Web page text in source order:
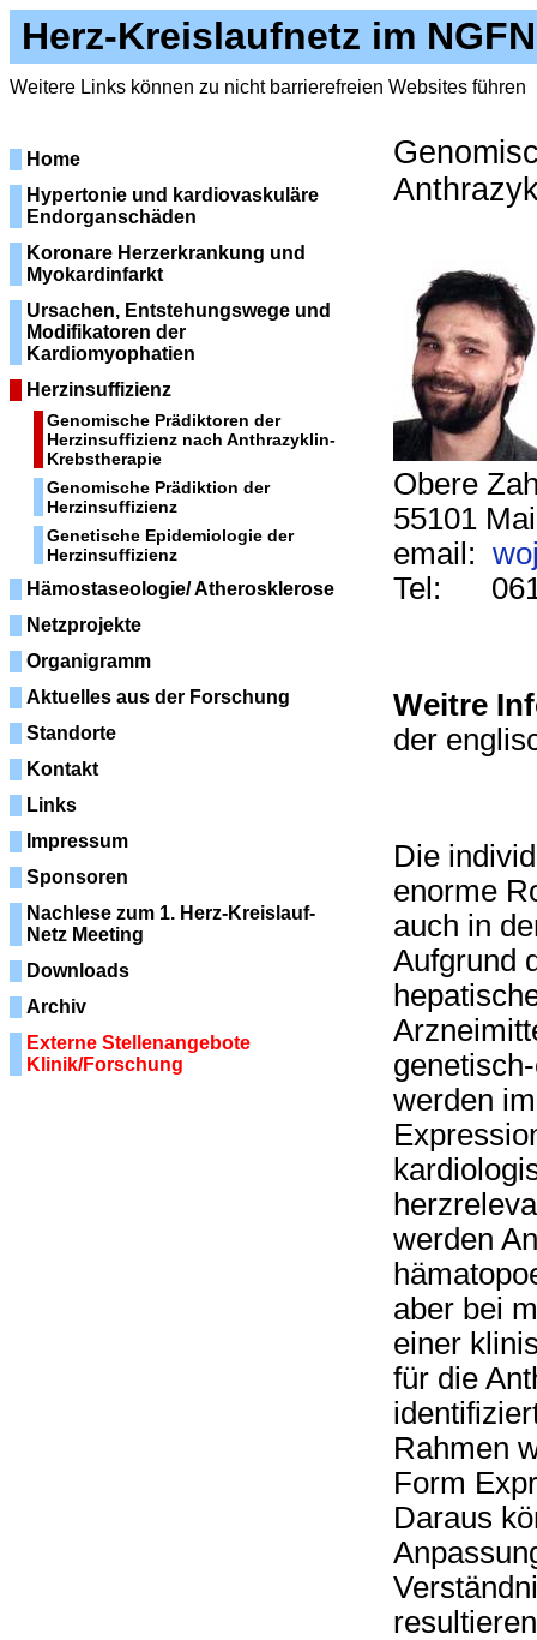
Herz-Kreislaufnetz im NGFN
Weitere Links können zu nicht barrierefreien Websites führen
Home
Hypertonie und kardiovaskuläre
Endorganschäden
Koronare Herzerkrankung und
Myokardinfarkt
Ursachen, Entstehungswege und
Modifikatoren der
Kardiomyophatien
Herzinsuffizienz
Genomische Prädiktoren der
Herzinsuffizienz nach Anthrazyklin-
Krebstherapie
Genomische Prädiktion der
Herzinsuffizienz
Genetische Epidemiologie der
Herzinsuffizienz
Hämostaseologie/ Atherosklerose
Netzprojekte
Organigramm
Aktuelles aus der Forschung
Standorte
Kontakt
Links
Impressum
Sponsoren
Nachlese zum 1. Herz-Kreislauf-
Netz Meeting
Downloads
Archiv
Externe Stellenangebote
Klinik/Forschung
Obere
55101
email:
Tel:
Weitre
der
Die
enorme
auch in
Aufgrund
werden
werden
aber bei
einer
für die
Rahmen
Form
Daraus